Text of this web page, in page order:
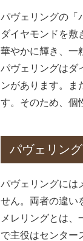
パヴェリングの「
ダイヤモンドを敷
華やかに輝き、一
パヴェリングはダ
ンがあります。ま
す。そのため、個
パヴェリン
パヴェリングには
せん。両者の違い
メレリングとは
で主役はセンター